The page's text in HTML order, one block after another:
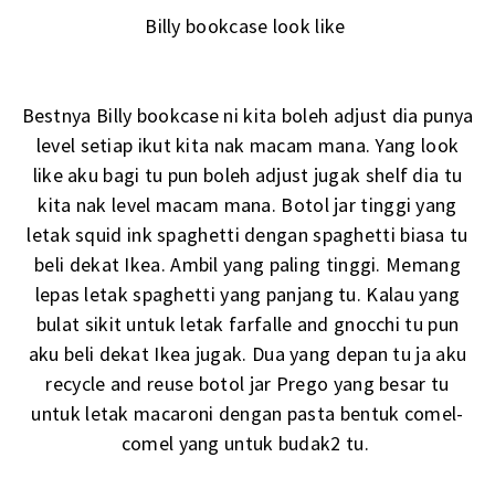
Billy bookcase look like
Bestnya Billy bookcase ni kita boleh adjust dia punya
level setiap ikut kita nak macam mana. Yang look
like aku bagi tu pun boleh adjust jugak shelf dia tu
kita nak level macam mana. Botol jar tinggi yang
letak squid ink spaghetti dengan spaghetti biasa tu
beli dekat Ikea. Ambil yang paling tinggi. Memang
lepas letak spaghetti yang panjang tu. Kalau yang
bulat sikit untuk letak farfalle and gnocchi tu pun
aku beli dekat Ikea jugak. Dua yang depan tu ja aku
recycle and reuse botol jar Prego yang besar tu
untuk letak macaroni dengan pasta bentuk comel-
comel yang untuk budak2 tu.